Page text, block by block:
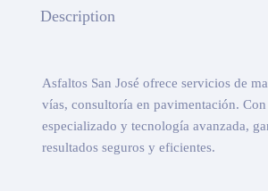
Description
Asfaltos San José ofrece servicios de
vías, consultoría en pavimentación.
especializado y tecnología avanzada,
resultados seguros y eficientes.